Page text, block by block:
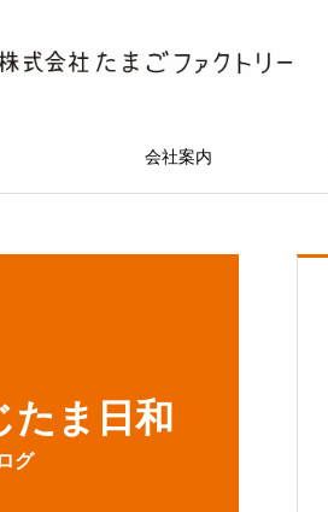
会社案内
たま日和
グ